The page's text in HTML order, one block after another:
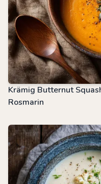
Krämig Butternut
Rosmarin